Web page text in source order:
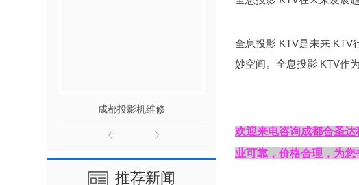
成都投影机维修
推荐新闻
全息投影 KTV是未来 KTV
妙空间。全息投影 KTV作
欢迎来电咨询成都合圣
业可靠，价格合理，为您